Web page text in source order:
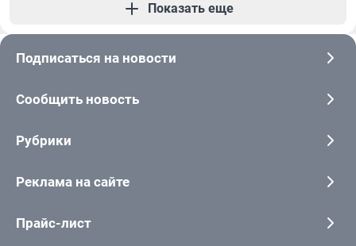
Показать еще
Подписаться на новости
Сообщить новость
Рубрики
Реклама на сайте
Прайс-лист